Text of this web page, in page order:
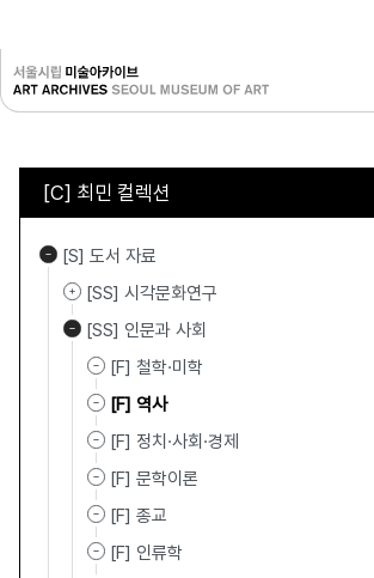
[C] 최민 컬렉션
[S] 도서 자료
[SS] 시각문화연구
[SS] 인문과 사회
[F] 철학·미학
[F] 역사
[F] 정치·사회·경제
[F] 문학이론
[F] 종교
[F] 인류학